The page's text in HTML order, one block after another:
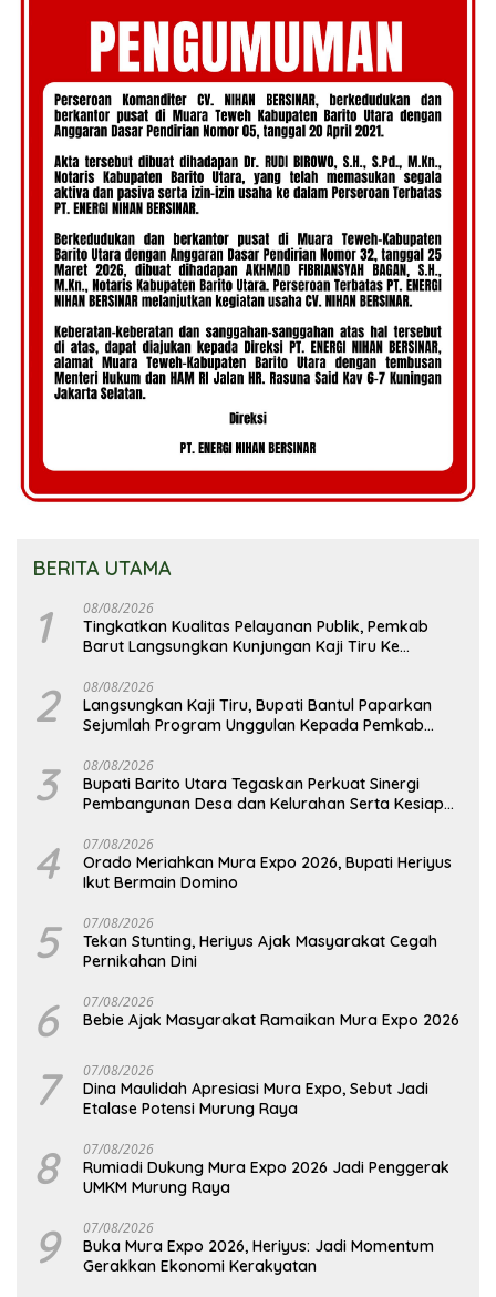
BERITA UTAMA
1 08/08/2026
Tingkatkan Kualitas Pelayanan Publik, Pemkab
Barut Langsungkan Kunjungan Kaji Tiru Ke
2 08/08/2026
Langsungkan Kaji Tiru, Bupati Bantul Paparkan
Sejumlah Program Unggulan Kepada Pemkab
3 08/08/2026
Bupati Barito Utara Tegaskan Perkuat Sinergi
Pembangunan Desa dan Kelurahan Serta Kesiapan
4 07/08/2026
Orado Meriahkan Mura Expo 2026, Bupati Heriyus
Ikut Bermain Domino
5 07/08/2026
Tekan Stunting, Heriyus Ajak Masyarakat Cegah
Pernikahan Dini
6 07/08/2026
Bebie Ajak Masyarakat Ramaikan Mura Expo 2026
7 07/08/2026
Dina Maulidah Apresiasi Mura Expo, Sebut Jadi
Etalase Potensi Murung Raya
8 07/08/2026
Rumiadi Dukung Mura Expo 2026 Jadi Penggerak
UMKM Murung Raya
9 07/08/2026
Buka Mura Expo 2026, Heriyus: Jadi Momentum
Gerakkan Ekonomi Kerakyatan